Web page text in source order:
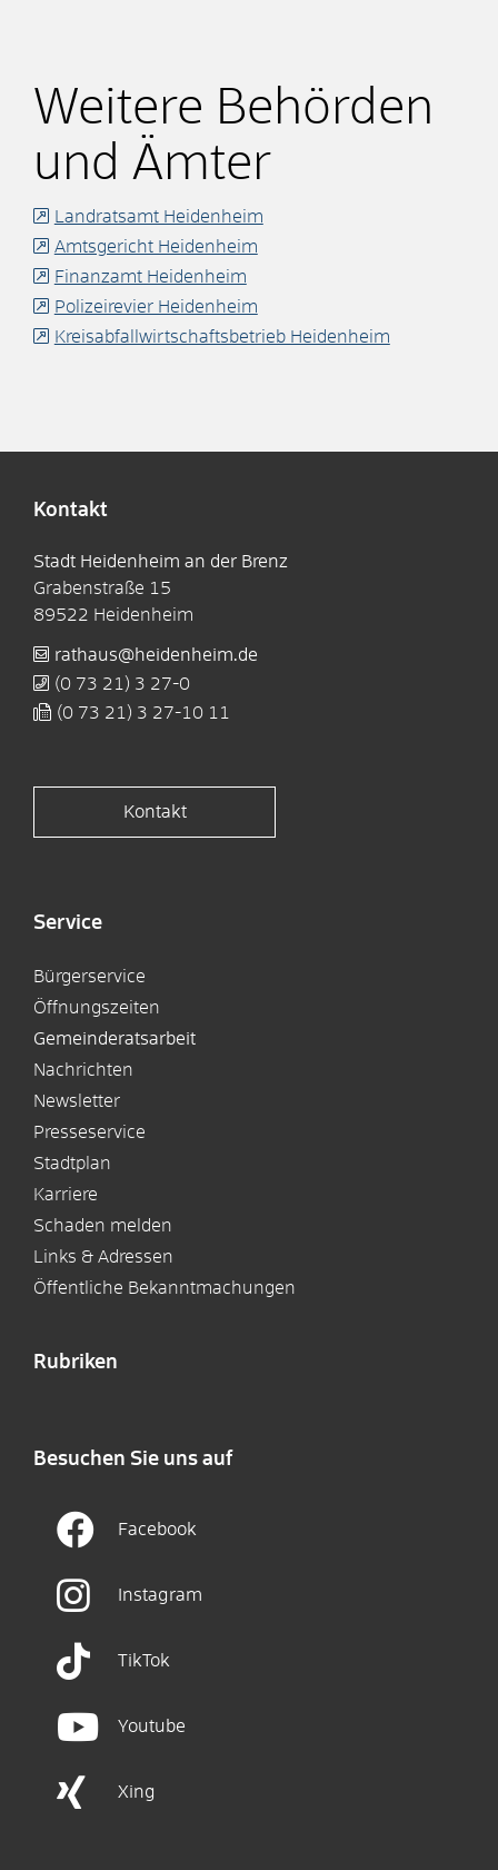
Weitere Behörden
und Ämter
Landratsamt Heidenheim
Amtsgericht Heidenheim
Finanzamt Heidenheim
Polizeirevier Heidenheim
Kreisabfallwirtschaftsbetrieb Heidenheim
Kontakt
Stadt Heidenheim an der Brenz
Grabenstraße 15
89522 Heidenheim
rathaus@heidenheim.de
(0 73 21) 3 27-0
(0 73 21) 3 27-10 11
Kontakt
Service
Bürgerservice
Öffnungszeiten
Gemeinderatsarbeit
Nachrichten
Newsletter
Presseservice
Stadtplan
Karriere
Schaden melden
Links & Adressen
Öffentliche Bekanntmachungen
Rubriken
Besuchen Sie uns auf
Facebook
Instagram
TikTok
Youtube
Xing